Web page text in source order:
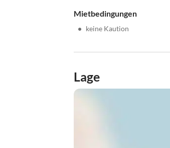
Mietbedingungen
• keine Kaution
Lage